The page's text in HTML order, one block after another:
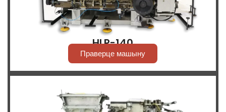
HLP-140
Праверце машыну